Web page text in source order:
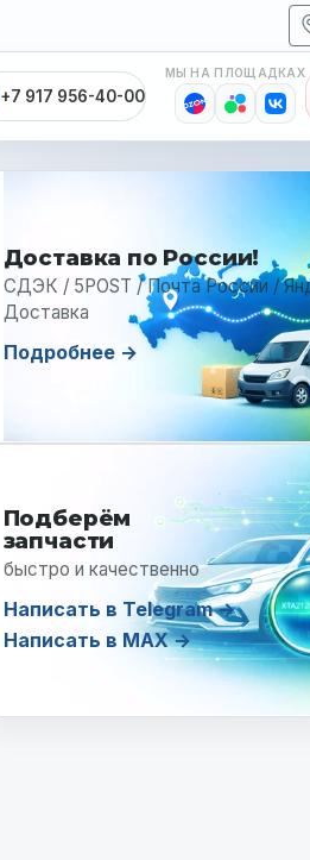
+7 917 956-40-00
МЫ НА ПЛОЩАДКАХ
Доставка по России!
СДЭК / 5POST / Почта России /
Доставка
Подробнее →
Подберём
запчасти
быстро и качественно
Написать в Telegram →
Написать в MAX →